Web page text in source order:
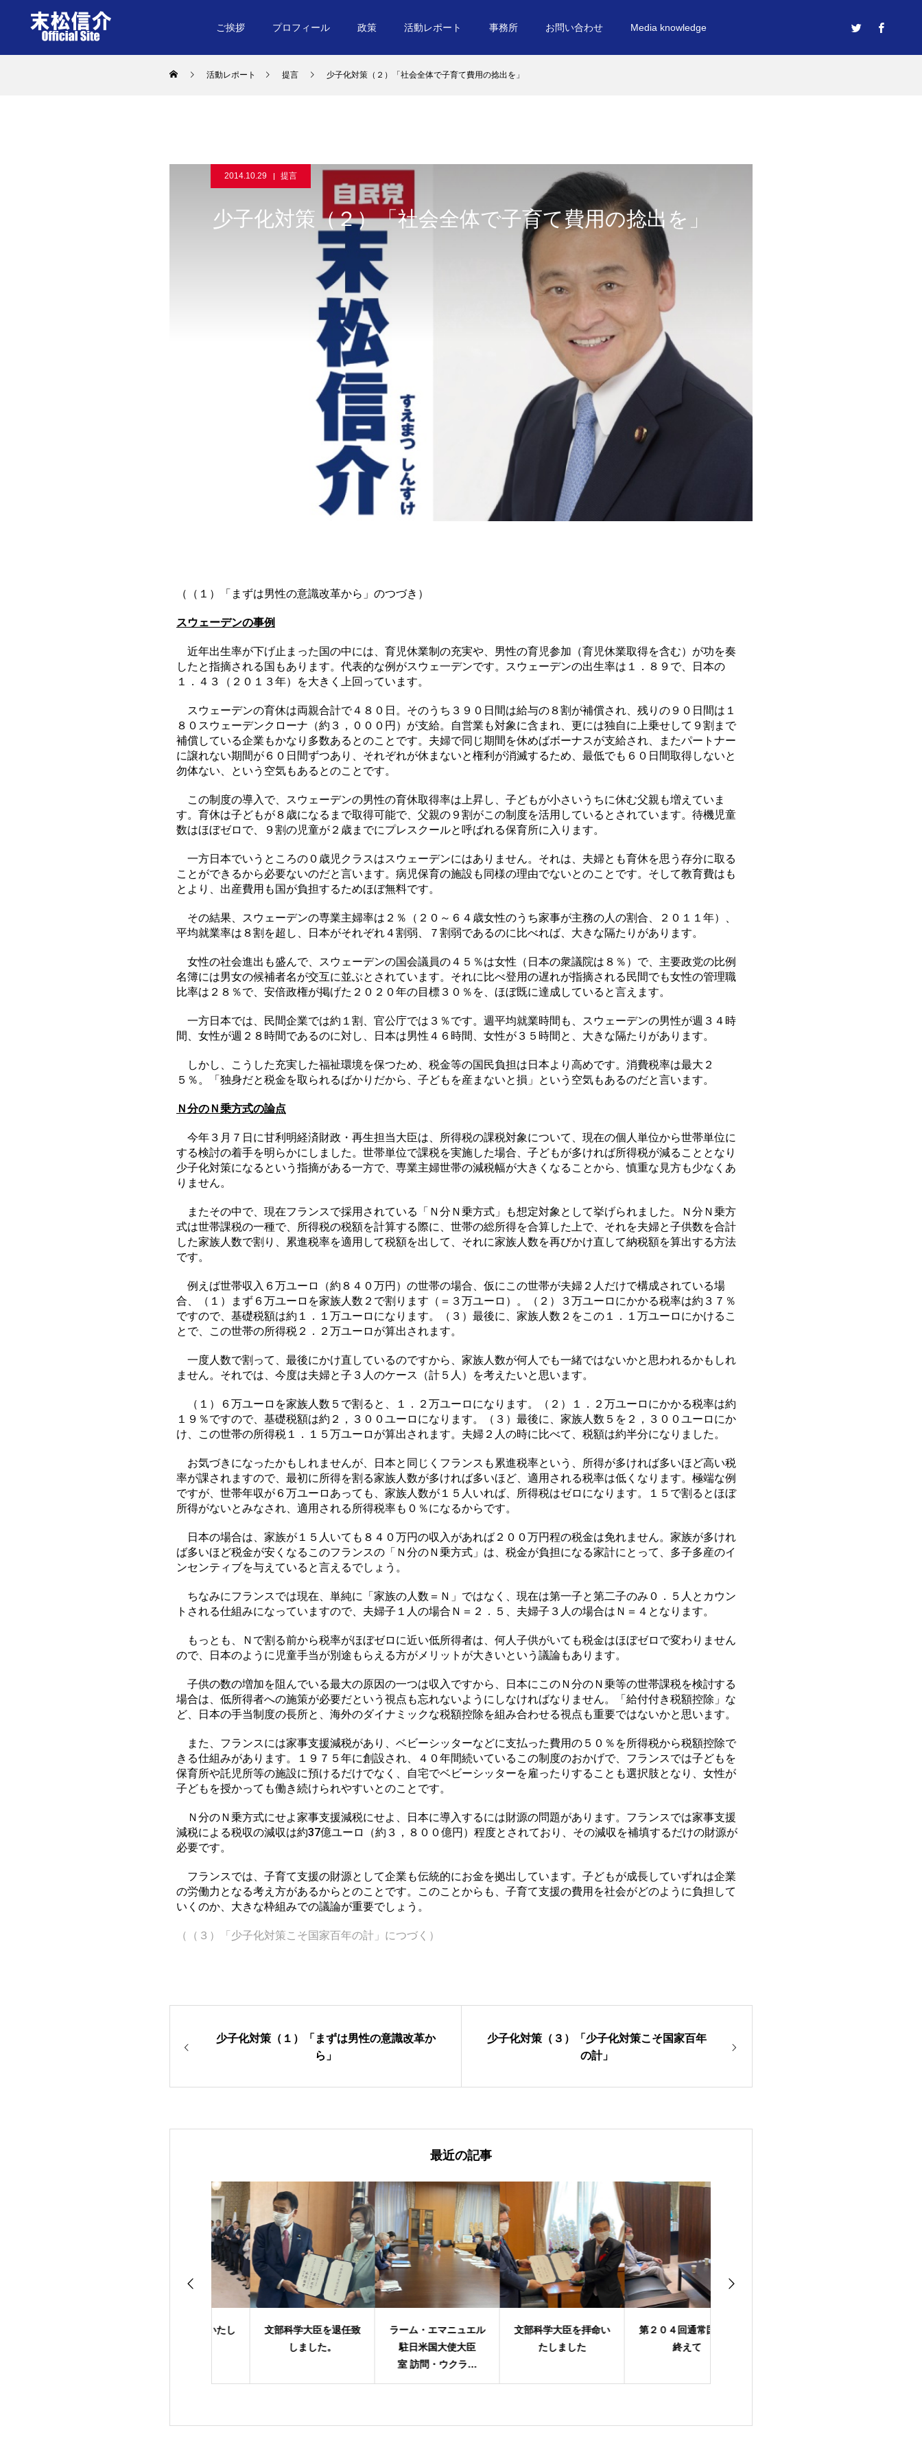
ご挨拶 プロフィール 政策 活動レポート 事務所 お問い合わせ Media knowledge
活動レポート 提言 少子化対策（２）「社会全体で子育て費用の捻出を」
2014.10.29 提言
少子化対策（２）「社会全体で子育て費用の捻出を」
（（１）「まずは男性の意識改革から」のつづき）
スウェーデンの事例
近年出生率が下げ止まった国の中には、育児休業制の充実や、男性の育児参加（育児休業取得を含む）が功を奏
したと指摘される国もあります。代表的な例がスウェ一デンです。スウェーデンの出生率は１．８９で、日本の
１．４３（２０１３年）を大きく上回っています。
スウェーデンの育休は両親合計で４８０日。そのうち３９０日間は給与の８割が補償され、残りの９０日間は１
８０スウェーデンクローナ（約３，０００円）が支給。自営業も対象に含まれ、更には独自に上乗せして９割まで
補償している企業もかなり多数あるとのことです。夫婦で同じ期間を休めばボーナスが支給され、またパートナー
に譲れない期間が６０日間ずつあり、それぞれが休まないと権利が消滅するため、最低でも６０日間取得しないと
勿体ない、という空気もあるとのことです。
この制度の導入で、スウェーデンの男性の育休取得率は上昇し、子どもが小さいうちに休む父親も増えていま
す。育休は子どもが８歳になるまで取得可能で、父親の９割がこの制度を活用しているとされています。待機児童
数はほぼゼロで、９割の児童が２歳までにプレスクールと呼ばれる保育所に入ります。
一方日本でいうところの０歳児クラスはスウェーデンにはありません。それは、夫婦とも育休を思う存分に取る
ことができるから必要ないのだと言います。病児保育の施設も同様の理由でないとのことです。そして教育費はも
とより、出産費用も国が負担するためほぼ無料です。
その結果、スウェーデンの専業主婦率は２％（２０～６４歳女性のうち家事が主務の人の割合、２０１１年）、
平均就業率は８割を超し、日本がそれぞれ４割弱、７割弱であるのに比べれば、大きな隔たりがあります。
女性の社会進出も盛んで、スウェーデンの国会議員の４５％は女性（日本の衆議院は８％）で、主要政党の比例
名簿には男女の候補者名が交互に並ぶとされています。それに比べ登用の遅れが指摘される民間でも女性の管理職
比率は２８％で、安倍政権が掲げた２０２０年の目標３０％を、ほぼ既に達成していると言えます。
一方日本では、民間企業では約１割、官公庁では３％です。週平均就業時間も、スウェーデンの男性が週３４時
間、女性が週２８時間であるのに対し、日本は男性４６時間、女性が３５時間と、大きな隔たりがあります。
しかし、こうした充実した福祉環境を保つため、税金等の国民負担は日本より高めです。消費税率は最大２
５％。「独身だと税金を取られるばかりだから、子どもを産まないと損」という空気もあるのだと言います。
Ｎ分のＮ乗方式の論点
今年３月７日に甘利明経済財政・再生担当大臣は、所得税の課税対象について、現在の個人単位から世帯単位に
する検討の着手を明らかにしました。世帯単位で課税を実施した場合、子どもが多ければ所得税が減ることとなり
少子化対策になるという指摘がある一方で、専業主婦世帯の減税幅が大きくなることから、慎重な見方も少なくあ
りません。
またその中で、現在フランスで採用されている「Ｎ分Ｎ乗方式」も想定対象として挙げられました。Ｎ分Ｎ乗方
式は世帯課税の一種で、所得税の税額を計算する際に、世帯の総所得を合算した上で、それを夫婦と子供数を合計
した家族人数で割り、累進税率を適用して税額を出して、それに家族人数を再びかけ直して納税額を算出する方法
です。
例えば世帯収入６万ユーロ（約８４０万円）の世帯の場合、仮にこの世帯が夫婦２人だけで構成されている場
合、（１）まず６万ユーロを家族人数２で割ります（＝３万ユーロ）。（２）３万ユーロにかかる税率は約３７％
ですので、基礎税額は約１．１万ユーロになります。（３）最後に、家族人数２をこの１．１万ユーロにかけるこ
とで、この世帯の所得税２．２万ユーロが算出されます。
一度人数で割って、最後にかけ直しているのですから、家族人数が何人でも一緒ではないかと思われるかもしれ
ません。それでは、今度は夫婦と子３人のケース（計５人）を考えたいと思います。
（１）６万ユーロを家族人数５で割ると、１．２万ユーロになります。（２）１．２万ユーロにかかる税率は約
１９％ですので、基礎税額は約２，３００ユーロになります。（３）最後に、家族人数５を２，３００ユーロにか
け、この世帯の所得税１．１５万ユーロが算出されます。夫婦２人の時に比べて、税額は約半分になりました。
お気づきになったかもしれませんが、日本と同じくフランスも累進税率という、所得が多ければ多いほど高い税
率が課されますので、最初に所得を割る家族人数が多ければ多いほど、適用される税率は低くなります。極端な例
ですが、世帯年収が６万ユーロあっても、家族人数が１５人いれば、所得税はゼロになります。１５で割るとほぼ
所得がないとみなされ、適用される所得税率も０％になるからです。
日本の場合は、家族が１５人いても８４０万円の収入があれば２００万円程の税金は免れません。家族が多けれ
ば多いほど税金が安くなるこのフランスの「Ｎ分のＮ乗方式」は、税金が負担になる家計にとって、多子多産のイ
ンセンティブを与えていると言えるでしょう。
ちなみにフランスでは現在、単純に「家族の人数＝Ｎ」ではなく、現在は第一子と第二子のみ０．５人とカウン
トされる仕組みになっていますので、夫婦子１人の場合Ｎ＝２．５、夫婦子３人の場合はＮ＝４となります。
もっとも、Ｎで割る前から税率がほぼゼロに近い低所得者は、何人子供がいても税金はほぼゼロで変わりません
ので、日本のように児童手当が別途もらえる方がメリットが大きいという議論もあります。
子供の数の増加を阻んでいる最大の原因の一つは収入ですから、日本にこのＮ分のＮ乗等の世帯課税を検討する
場合は、低所得者への施策が必要だという視点も忘れないようにしなければなりません。「給付付き税額控除」な
ど、日本の手当制度の長所と、海外のダイナミックな税額控除を組み合わせる視点も重要ではないかと思います。
また、フランスには家事支援減税があり、ベビーシッターなどに支払った費用の５０％を所得税から税額控除で
きる仕組みがあります。１９７５年に創設され、４０年間続いているこの制度のおかげで、フランスでは子どもを
保育所や託児所等の施設に預けるだけでなく、自宅でベビーシッターを雇ったりすることも選択肢となり、女性が
子どもを授かっても働き続けられやすいとのことです。
Ｎ分のＮ乗方式にせよ家事支援減税にせよ、日本に導入するには財源の問題があります。フランスでは家事支援
減税による税収の減収は約37億ユーロ（約３，８００億円）程度とされており、その減収を補填するだけの財源が
必要です。
フランスでは、子育て支援の財源として企業も伝統的にお金を拠出しています。子どもが成長していずれは企業
の労働力となる考え方があるからとのことです。このことからも、子育て支援の費用を社会がどのように負担して
いくのか、大きな枠組みでの議論が重要でしょう。
（（３）「少子化対策こそ国家百年の計」につづく）
少子化対策（１）「まずは男性の意識改革か
ら」
少子化対策（３）「少子化対策こそ国家百年
の計」
最近の記事
文部科学大臣を退任致
しました。
ラーム・エマニュエル
駐日米国大使大臣
室 訪問・ウクライ
ナ ゼレンスキー大統
文部科学大臣を拝命い
たしました
第２０４回通常国会を